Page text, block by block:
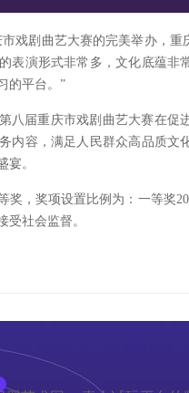
戏剧曲艺大赛的完美举办，
表演形式非常多，文化底蕴
的平台。”
八届重庆市戏剧曲艺大赛在
内容，满足人民群众高品质
宴。
奖，奖项设置比例为：一等奖
受社会监督。